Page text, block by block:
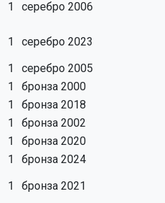
1
серебро 2006
1
серебро 2023
1
серебро 2005
1
бронза 2000
1
бронза 2018
1
бронза 2002
1
бронза 2020
1
бронза 2024
1
бронза 2021